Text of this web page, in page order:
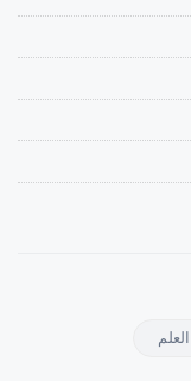
العلم